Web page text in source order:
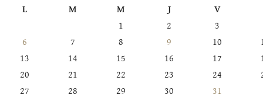
L
M M J
V
1
2
3
6
7 8 9 10
13
14 15 16 17
20
21 22 23 24
27
28 29 30 31